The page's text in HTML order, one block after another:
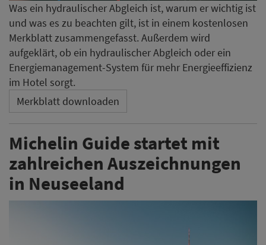
Was ein hydraulischer Abgleich ist, warum er wichtig ist
und was es zu beachten gilt, ist in einem kostenlosen
Merkblatt zusammengefasst. Außerdem wird
aufgeklärt, ob ein hydraulischer Abgleich oder ein
Energiemanagement-System für mehr Energieeffizienz
im Hotel sorgt.
Merkblatt downloaden
Michelin Guide startet mit
zahlreichen Auszeichnungen
in Neuseeland